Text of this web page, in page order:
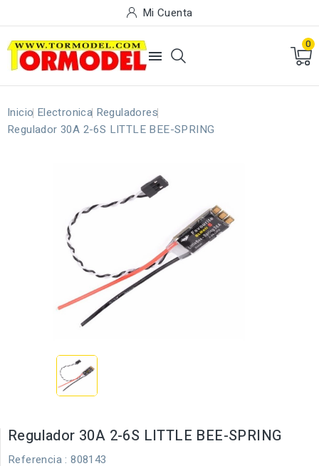
Mi Cuenta

0
Inicio Electronica Reguladores
Regulador 30A 2-6S LITTLE BEE-SPRING
Regulador 30A 2-6S LITTLE BEE-SPRING
Referencia : 808143